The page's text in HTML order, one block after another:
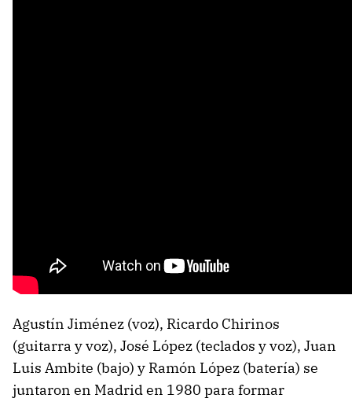
Agustín Jiménez (voz), Ricardo Chirinos
(guitarra y voz), José López (teclados y voz), Juan
Luis Ambite (bajo) y Ramón López (batería) se
juntaron en Madrid en 1980 para formar